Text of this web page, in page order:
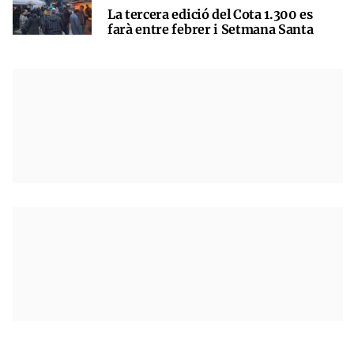
La tercera edició del Cota 1.300 es
farà entre febrer i Setmana Santa